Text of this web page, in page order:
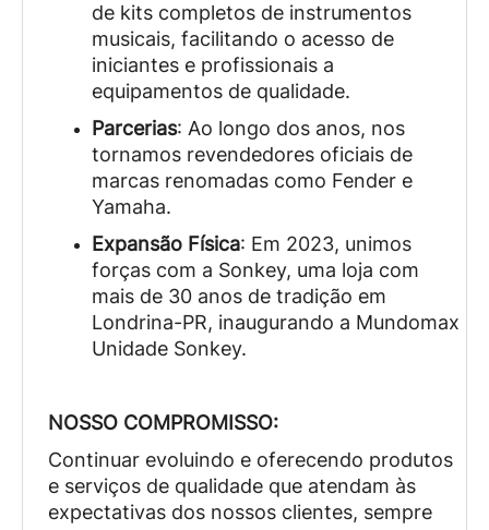
de kits completos de instrumentos
musicais, facilitando o acesso de
iniciantes e profissionais a
equipamentos de qualidade.
Parcerias: Ao longo dos anos, nos
tornamos revendedores oficiais de
marcas renomadas como Fender e
Yamaha.
Expansão Física: Em 2023, unimos
forças com a Sonkey, uma loja com
mais de 30 anos de tradição em
Londrina-PR, inaugurando a Mundomax
Unidade Sonkey.
NOSSO COMPROMISSO:
Continuar evoluindo e oferecendo produtos
e serviços de qualidade que atendam às
expectativas dos nossos clientes, sempre